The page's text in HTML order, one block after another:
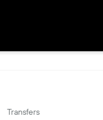
Transfers